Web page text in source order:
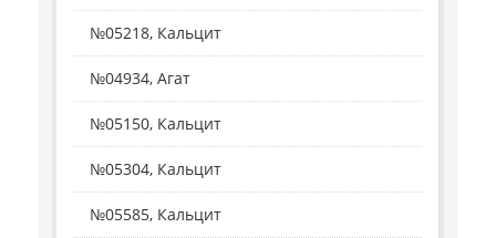
№05218, Кальцит
№04934, Агат
№05150, Кальцит
№05304, Кальцит
№05585, Кальцит